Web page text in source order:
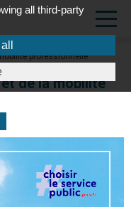
professionnelle
de la mobilité
all third-party